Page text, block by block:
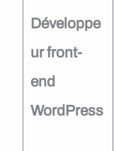
Développe
ur front-
end
WordPress